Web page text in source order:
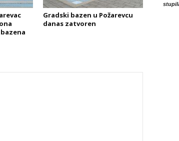
Gradski bazen u Požarevcu
danas zatvoren